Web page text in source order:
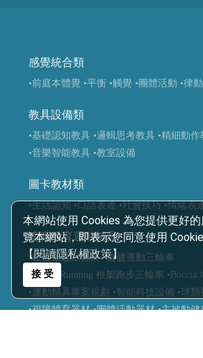
本網站使用 Cookies 為您提供更好
覽本網站，即表示您同意使用
【閱讀隱私權政策】
接 受
感覺統合類
•前庭本體覺 •平衡 •觸覺 •團體活動 •律
教具設備類
•基礎認知教具 •邏輯思考教具 •精細動作
•音樂智能教具 •教室設備
圖卡教材類
•生活認知 •口語表達 •社會技巧 •情緒表
適應體育運動輔具
•復健類運動輔具 •復健運動三輪車
•Frame Running 框架跑步三輪車 •Boccia
•運動輔具專案規劃 •智能科技設備 •球
•視障體育器材 •團體活動器材 •主被動